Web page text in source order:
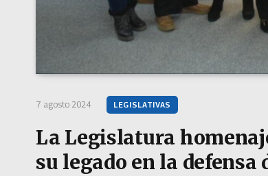
7 agosto 2024 LEGISLATIVAS
La Legislatura
su legado en la defensa